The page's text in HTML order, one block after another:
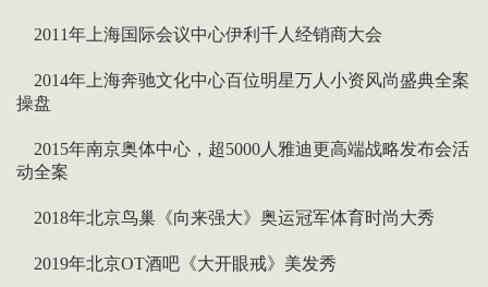
2011年上海国际会议中心伊利千人经销商大会
2014年上海奔驰文化中心百位明星万人小资风尚盛典全案
操盘
2015年南京奥体中心，超5000人雅迪更高端战略发布会活
动全案
2018年北京鸟巢《向来强大》奥运冠军体育时尚大秀
2019年北京OT酒吧《大开眼戒》美发秀